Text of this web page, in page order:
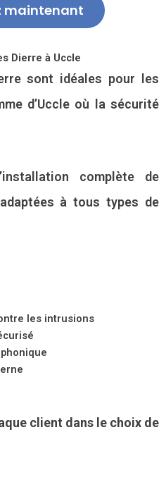
maintenant
Dierre à Uccle
sont idéales pour les
d’Uccle où la sécurité
complète de
à tous types de
les intrusions
client dans le choix de